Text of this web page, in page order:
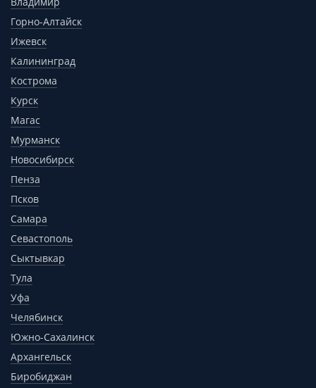
Горно-Алтайск
Ижевск
Калининград
Кострома
Курск
Магас
Мурманск
Новосибирск
Пенза
Псков
Самара
Севастополь
Сыктывкар
Тула
Уфа
Челябинск
Южно-Сахалинск
Архангельск
Биробиджан